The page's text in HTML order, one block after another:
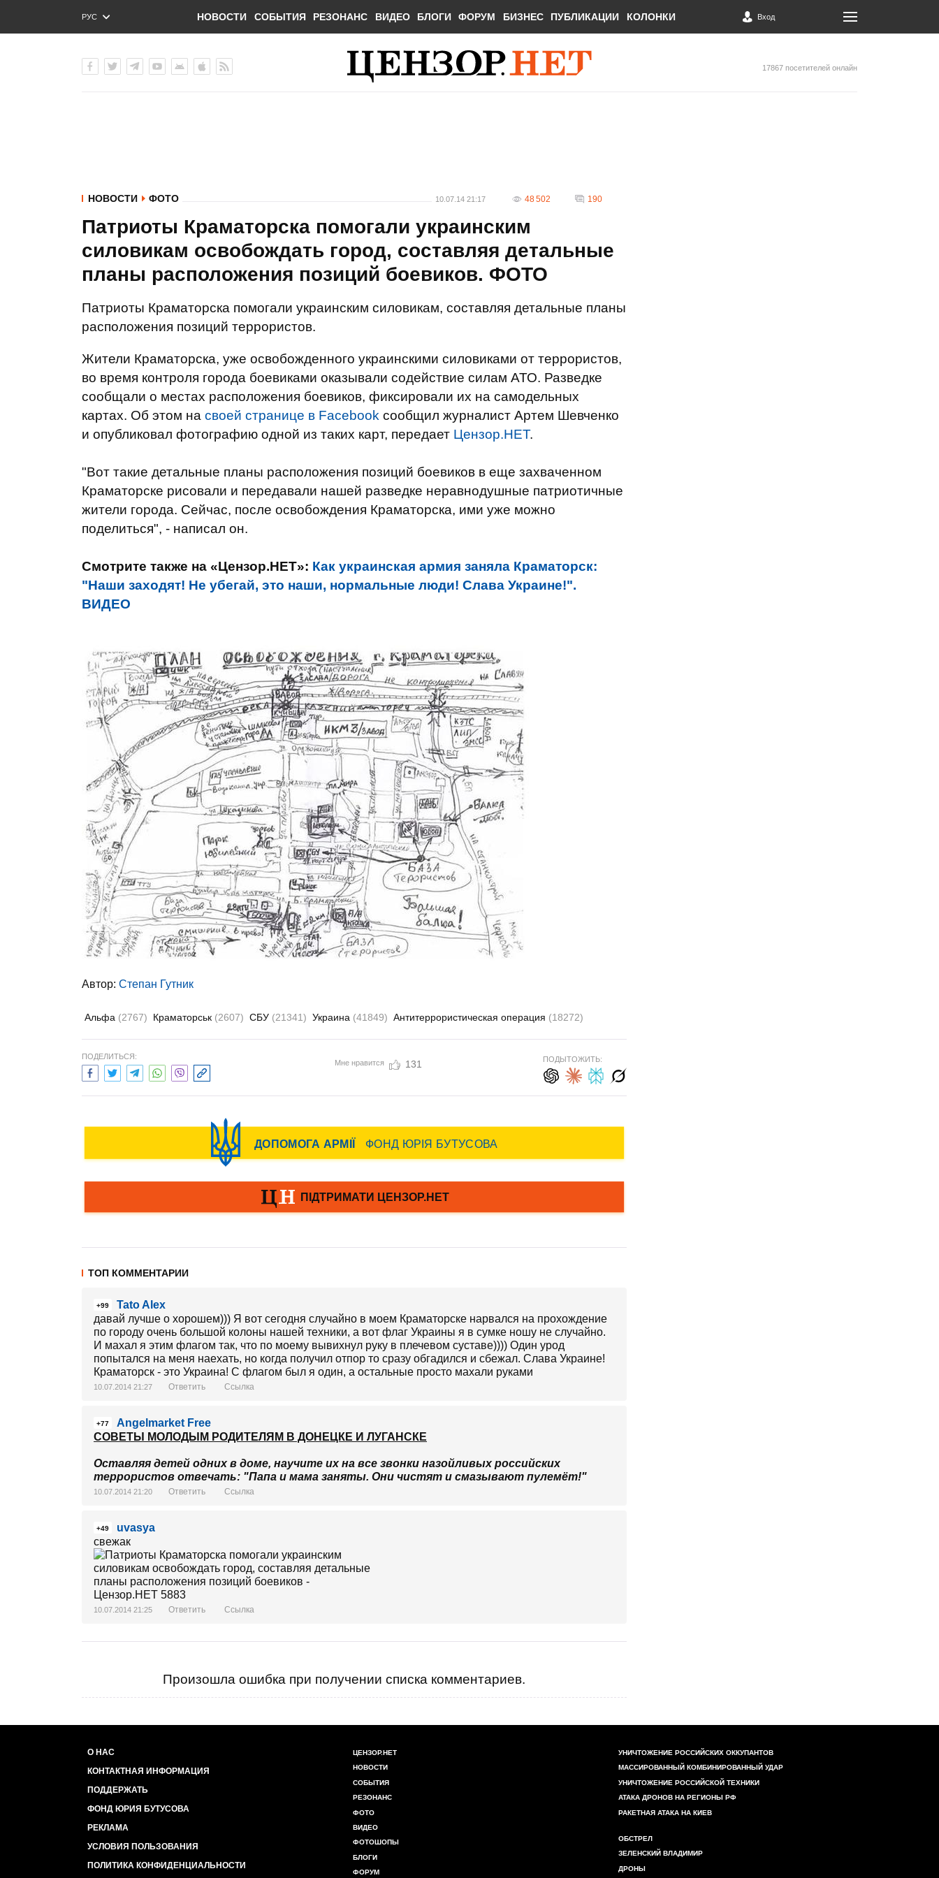
РУС
ENG
НОВОСТИ СОБЫТИЯ РЕЗОНАНС ВИДЕО БЛОГИ ФОРУМ БИЗНЕС ПУБЛИКАЦИИ КОЛОНКИ Вход
17867 посетителей онлайн
НОВОСТИ ФОТО 10.07.14 21:17 48 502 190
Патриоты Краматорска помогали украинским
силовикам освобождать город, составляя детальные
планы расположения позиций боевиков. ФОТО
Патриоты Краматорска помогали украинским силовикам, составляя детальные планы
расположения позиций террористов.
Жители Краматорска, уже освобожденного украинскими силовиками от террористов,
во время контроля города боевиками оказывали содействие силам АТО. Разведке
сообщали о местах расположения боевиков, фиксировали их на самодельных
картах. Об этом на своей странице в Facebook сообщил журналист Артем Шевченко
и опубликовал фотографию одной из таких карт, передает Цензор.НЕТ.
"Вот такие детальные планы расположения позиций боевиков в еще захваченном
Краматорске рисовали и передавали нашей разведке неравнодушные патриотичные
жители города. Сейчас, после освобождения Краматорска, ими уже можно
поделиться", - написал он.
Смотрите также на «Цензор.НЕТ»: Как украинская армия заняла Краматорск:
"Наши заходят! Не убегай, это наши, нормальные люди! Слава Украине!".
ВИДЕО
Автор: Степан Гутник
Альфа (2767) Краматорськ (2607) СБУ (21341) Украина (41849) Антитеррористическая операция (18272)
ПОДЕЛИТЬСЯ:
Мне нравится 131 ПОДЫТОЖИТЬ:
ТОП КОММЕНТАРИИ
+99
Tato Alex
давай лучше о хорошем))) Я вот сегодня случайно в моем Краматорске нарвался на прохождение
по городу очень большой колоны нашей техники, а вот флаг Украины я в сумке ношу не случайно.
И махал я этим флагом так, что по моему вывихнул руку в плечевом суставе)))) Один урод
попытался на меня наехать, но когда получил отпор то сразу обгадился и сбежал. Слава Украине!
Краматорск - это Украина! С флагом был я один, а остальные просто махали руками
10.07.2014 21:27 Ответить Ссылка
+77
Angelmarket Free
СОВЕТЫ МОЛОДЫМ РОДИТЕЛЯМ В ДОНЕЦКЕ И ЛУГАНСКЕ
Оставляя детей одних в доме, научите их на все звонки назойливых российских
террористов отвечать: "Папа и мама заняты. Они чистят и смазывают пулемёт!"
10.07.2014 21:20 Ответить Ссылка
+49
uvasya
свежак
10.07.2014 21:25 Ответить Ссылка
Произошла ошибка при получении списка комментариев.
О НАС
КОНТАКТНАЯ ИНФОРМАЦИЯ
ПОДДЕРЖАТЬ
ФОНД ЮРИЯ БУТУСОВА
РЕКЛАМА
УСЛОВИЯ ПОЛЬЗОВАНИЯ
ПОЛИТИКА КОНФИДЕНЦИАЛЬНОСТИ
ЦЕНЗОР.НЕТ
НОВОСТИ
СОБЫТИЯ
РЕЗОНАНС
ФОТО
ВИДЕО
ФОТОШОПЫ
БЛОГИ
ФОРУМ
УНИЧТОЖЕНИЕ РОССИЙСКИХ ОККУПАНТОВ
МАССИРОВАННЫЙ КОМБИНИРОВАННЫЙ УДАР
УНИЧТОЖЕНИЕ РОССИЙСКОЙ ТЕХНИКИ
АТАКА ДРОНОВ НА РЕГИОНЫ РФ
РАКЕТНАЯ АТАКА НА КИЕВ
ОБСТРЕЛ
ЗЕЛЕНСКИЙ ВЛАДИМИР
ДРОНЫ